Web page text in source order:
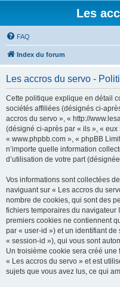
Les
FAQ
Index du forum
Les accros du servo -
Cette politique explique en détail
sociétés affiliées (désignés ci-
accros du servo », « http://
(désigné ci-après par « ils », «
« www.phpbb.com », « phpBB
n’importe quelle information
d’utilisation de votre part
Vos informations sont collectées
naviguant sur « Les accros du
nombre de cookies, qui sont des
fichiers temporaires du navigateur
premiers cookies ne contiennent
par « user-id ») et un identifiant
« session-id »), qui vous sont
Un troisième cookie sera créé
« Les accros du servo » et est
sujets que vous avez lus, ce qui